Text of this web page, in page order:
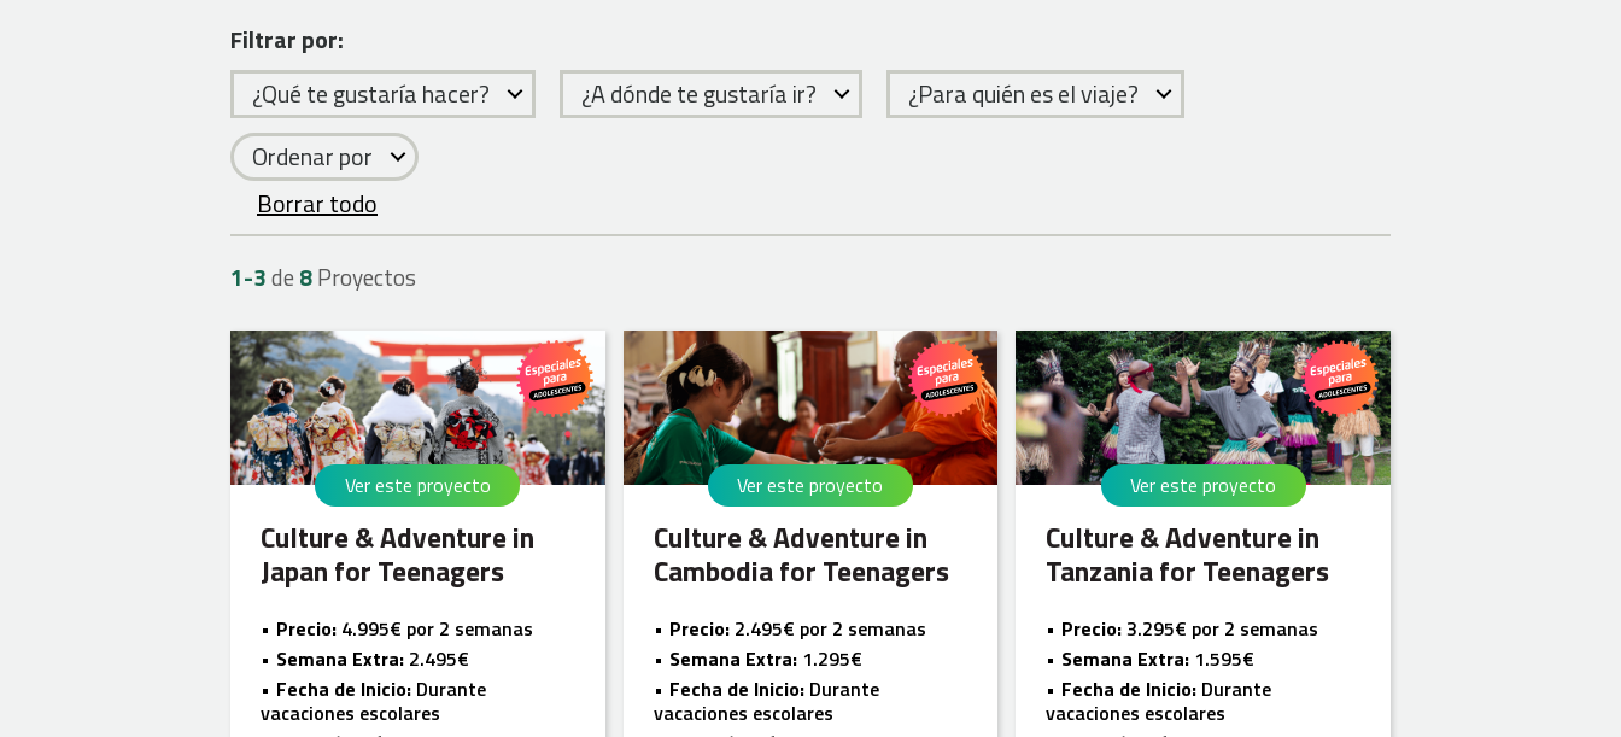
Filtrar por:
¿Qué te gustaría hacer?
¿A dónde te gustaría ir?
¿Para quién es el viaje?
Ordenar por
Borrar todo
1-3de 8Proyectos
Culture & Adventure in
Japan for Teenagers
Ver este proyecto
Precio: 4.995€ por 2 semanas
Semana Extra: 2.495€
Fecha de Inicio: Durante
vacaciones escolares
Culture & Adventure in
Cambodia for Teenagers
Ver este proyecto
Precio:2.495€ por 2 semanas
Semana Extra:1.295€
Fecha de Inicio:Durante
vacaciones escolares
Culture & Adventure in
Tanzania for Teenagers
Ver este proyecto
Precio:3.295€ por 2 semanas
Semana Extra: 1.595€
Fecha de Inicio: Durante
vacaciones escolares